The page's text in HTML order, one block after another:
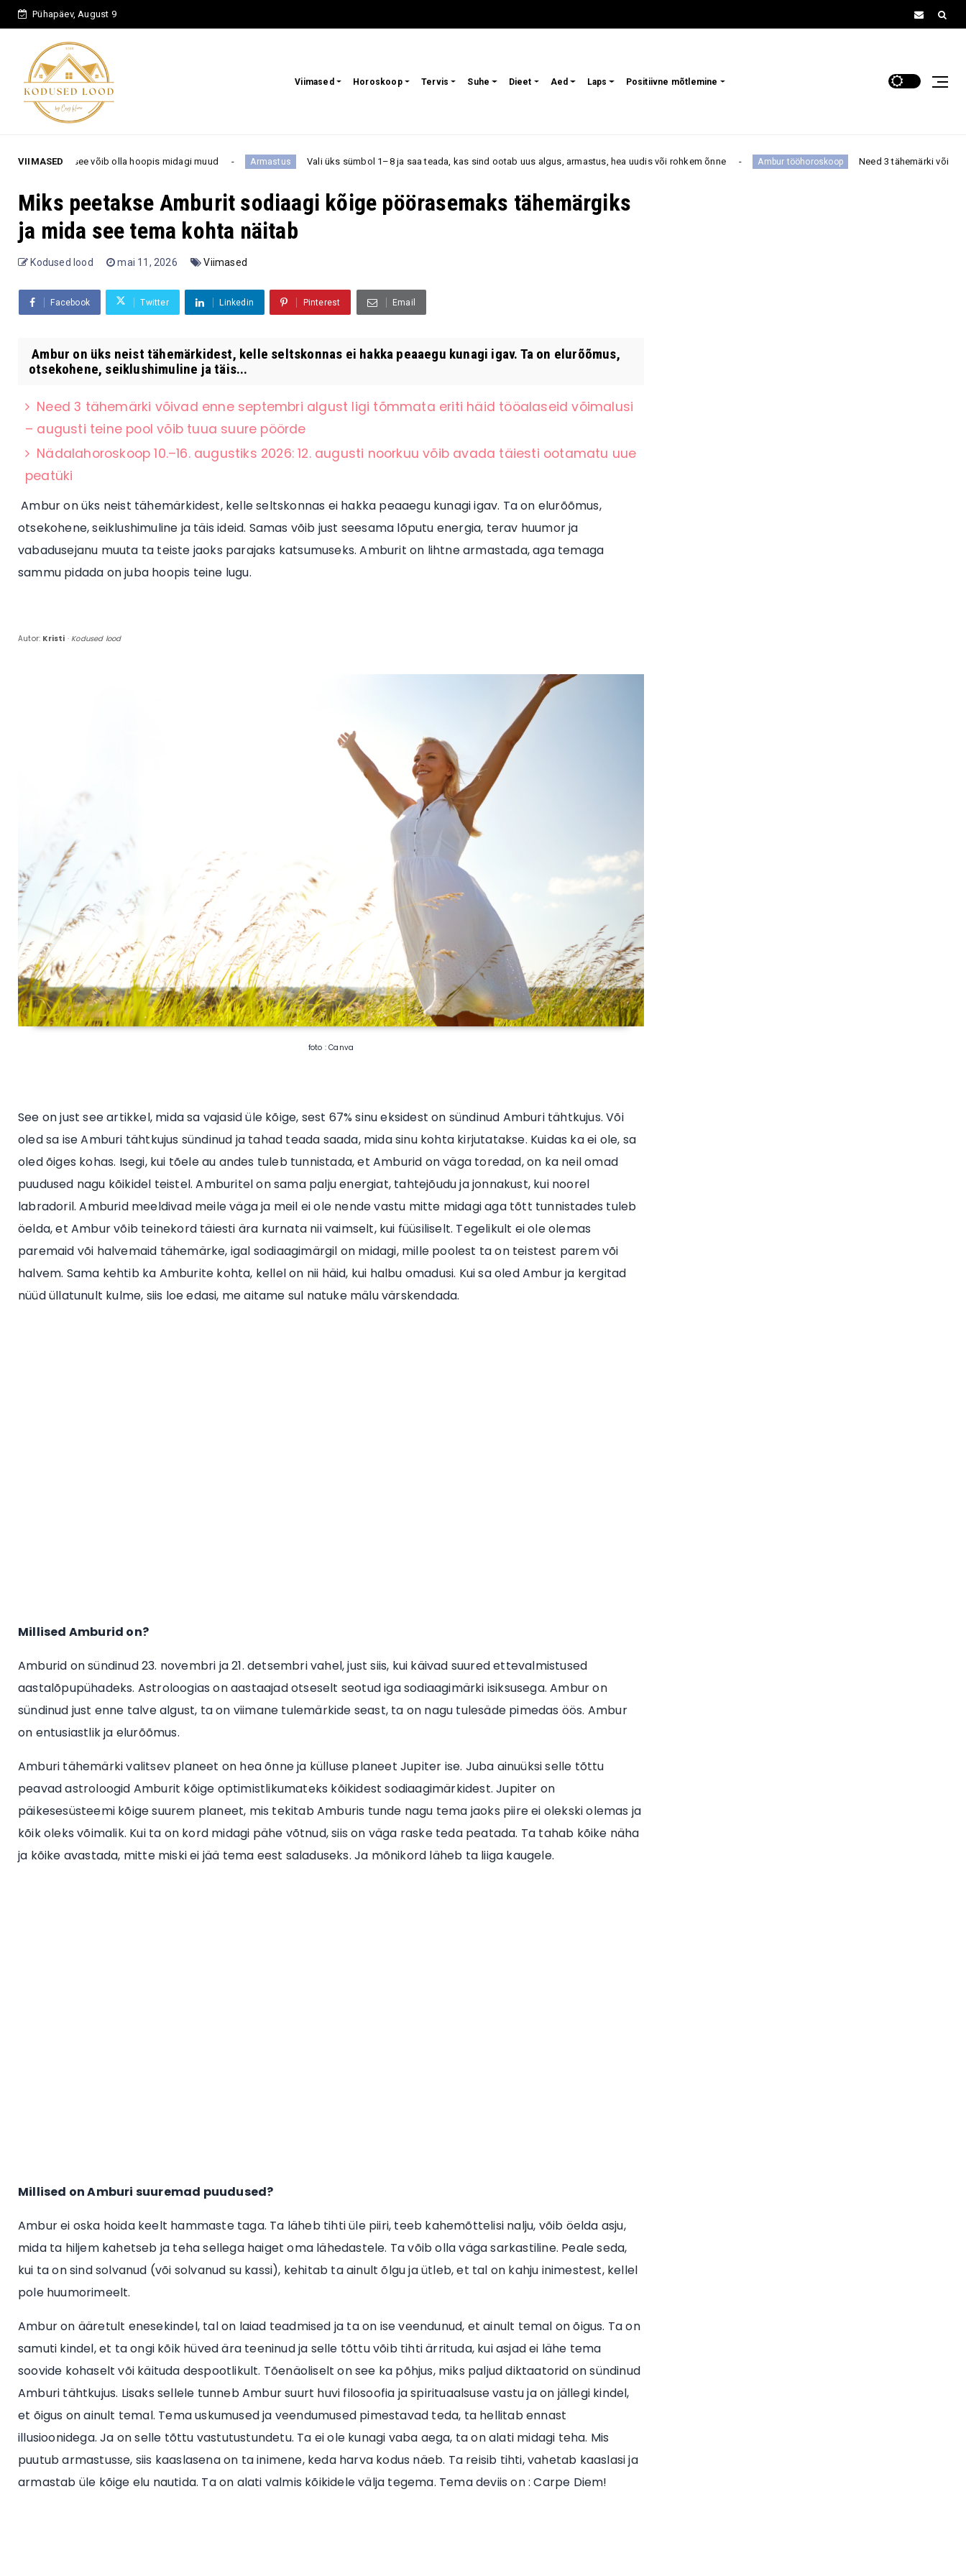
Pühapäev, August 9
Viimased Horoskoop Tervis Suhe Dieet Aed Laps Positiivne mõtlemine
VIIMASED
olla hoopis midagi muud Armastus Vali üks sümbol 1–8 ja saa teada, kas sind ootab uus algus, armastus, hea uudis või rohkem õnne Ambur tööhoroskoop Need 3 tähemärki võivad enne septembri
Miks peetakse Amburit sodiaagi kõige pöörasemaks tähemärgiks
ja mida see tema kohta näitab
Kodused lood mai 11, 2026 Viimased
Facebook Twitter Linkedin Pinterest Email
Ambur on üks neist tähemärkidest, kelle seltskonnas ei hakka peaaegu kunagi igav. Ta on elurõõmus,
otsekohene, seiklushimuline ja täis...
Need 3 tähemärki võivad enne septembri algust ligi tõmmata eriti häid tööalaseid võimalusi
– augusti teine pool võib tuua suure pöörde
Nädalahoroskoop 10.–16. augustiks 2026: 12. augusti noorkuu võib avada täiesti ootamatu uue
peatüki
Ambur on üks neist tähemärkidest, kelle seltskonnas ei hakka peaaegu kunagi igav. Ta on elurõõmus,
otsekohene, seiklushimuline ja täis ideid. Samas võib just seesama lõputu energia, terav huumor ja
vabadusejanu muuta ta teiste jaoks parajaks katsumuseks. Amburit on lihtne armastada, aga temaga
sammu pidada on juba hoopis teine lugu.
Autor: Kristi · Kodused lood
foto : Canva
See on just see artikkel, mida sa vajasid üle kõige, sest 67% sinu eksidest on sündinud Amburi tähtkujus. Või
oled sa ise Amburi tähtkujus sündinud ja tahad teada saada, mida sinu kohta kirjutatakse. Kuidas ka ei ole, sa
oled õiges kohas. Isegi, kui tõele au andes tuleb tunnistada, et Amburid on väga toredad, on ka neil omad
puudused nagu kõikidel teistel. Amburitel on sama palju energiat, tahtejõudu ja jonnakust, kui noorel
labradoril. Amburid meeldivad meile väga ja meil ei ole nende vastu mitte midagi aga tõtt tunnistades tuleb
öelda, et Ambur võib teinekord täiesti ära kurnata nii vaimselt, kui füüsiliselt. Tegelikult ei ole olemas
paremaid või halvemaid tähemärke, igal sodiaagimärgil on midagi, mille poolest ta on teistest parem või
halvem. Sama kehtib ka Amburite kohta, kellel on nii häid, kui halbu omadusi. Kui sa oled Ambur ja kergitad
nüüd üllatunult kulme, siis loe edasi, me aitame sul natuke mälu värskendada.
Millised Amburid on?
Amburid on sündinud 23. novembri ja 21. detsembri vahel, just siis, kui käivad suured ettevalmistused
aastalõpupühadeks. Astroloogias on aastaajad otseselt seotud iga sodiaagimärki isiksusega. Ambur on
sündinud just enne talve algust, ta on viimane tulemärkide seast, ta on nagu tulesäde pimedas öös. Ambur
on entusiastlik ja elurõõmus.
Amburi tähemärki valitsev planeet on hea õnne ja külluse planeet Jupiter ise. Juba ainuüksi selle tõttu
peavad astroloogid Amburit kõige optimistlikumateks kõikidest sodiaagimärkidest. Jupiter on
päikesesüsteemi kõige suurem planeet, mis tekitab Amburis tunde nagu tema jaoks piire ei olekski olemas ja
kõik oleks võimalik. Kui ta on kord midagi pähe võtnud, siis on väga raske teda peatada. Ta tahab kõike näha
ja kõike avastada, mitte miski ei jää tema eest saladuseks. Ja mõnikord läheb ta liiga kaugele.
Millised on Amburi suuremad puudused?
Ambur ei oska hoida keelt hammaste taga. Ta läheb tihti üle piiri, teeb kahemõttelisi nalju, võib öelda asju,
mida ta hiljem kahetseb ja teha sellega haiget oma lähedastele. Ta võib olla väga sarkastiline. Peale seda,
kui ta on sind solvanud (või solvanud su kassi), kehitab ta ainult õlgu ja ütleb, et tal on kahju inimestest, kellel
pole huumorimeelt.
Ambur on ääretult enesekindel, tal on laiad teadmised ja ta on ise veendunud, et ainult temal on õigus. Ta on
samuti kindel, et ta ongi kõik hüved ära teeninud ja selle tõttu võib tihti ärrituda, kui asjad ei lähe tema
soovide kohaselt või käituda despootlikult. Tõenäoliselt on see ka põhjus, miks paljud diktaatorid on sündinud
Amburi tähtkujus. Lisaks sellele tunneb Ambur suurt huvi filosoofia ja spirituaalsuse vastu ja on jällegi kindel,
et õigus on ainult temal. Tema uskumused ja veendumused pimestavad teda, ta hellitab ennast
illusioonidega. Ja on selle tõttu vastutustundetu. Ta ei ole kunagi vaba aega, ta on alati midagi teha. Mis
puutub armastusse, siis kaaslasena on ta inimene, keda harva kodus näeb. Ta reisib tihti, vahetab kaaslasi ja
armastab üle kõige elu nautida. Ta on alati valmis kõikidele välja tegema. Tema deviis on : Carpe Diem!